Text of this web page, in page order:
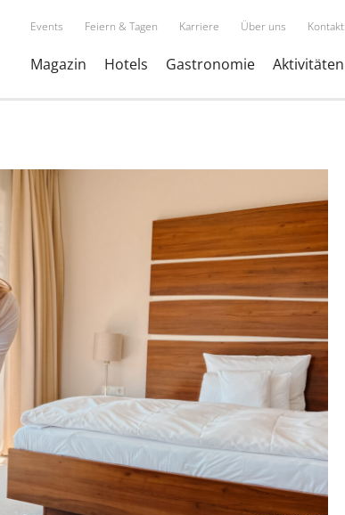
Events Feiern & Tagen Karriere Über uns Kontakt
Magazin Hotels Gastronomie Aktivitäten